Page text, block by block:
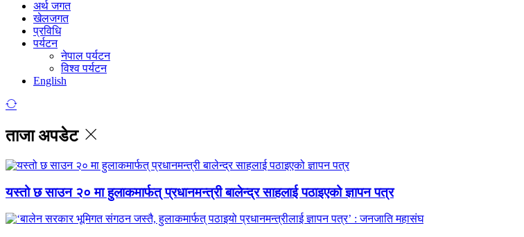
अर्थ जगत
खेलजगत
प्रविधि
पर्यटन
नेपाल पर्यटन
विश्व पर्यटन
English
ताजा अपडेट
यस्तो छ साउन २० मा हुलाकमार्फत् प्रधानमन्त्री बालेन्द्र साहलाई पठाइएको ज्ञापन पत्र